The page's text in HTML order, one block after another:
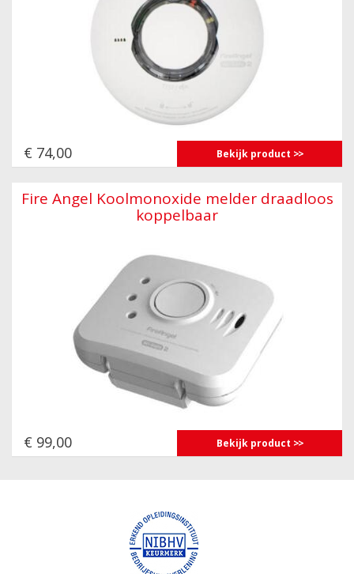
€ 74,00 Bekijk product
Fire Angel Koolmonoxide melder draadloos
koppelbaar
€ 99,00 Bekijk product